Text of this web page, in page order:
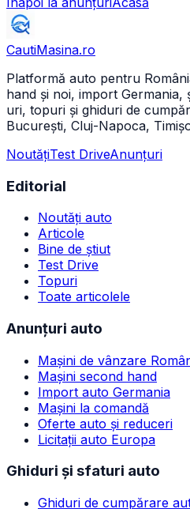
CautiMasina.ro
Platformă auto pentru
hand și noi, import
uri, topuri și ghiduri de
București, Cluj-Napoca,
NoutățiTest DriveAnunțuri
Editorial
Noutăți auto
Articole
Bine de știut
Test Drive
Topuri
Toate articolele
Anunțuri auto
Mașini de vânzare
Mașini second hand
Import auto Germania
Mașini la comandă
Oferte auto și reduceri
Licitații auto Europa
Ghiduri și sfaturi auto
Ghiduri de cumpărare